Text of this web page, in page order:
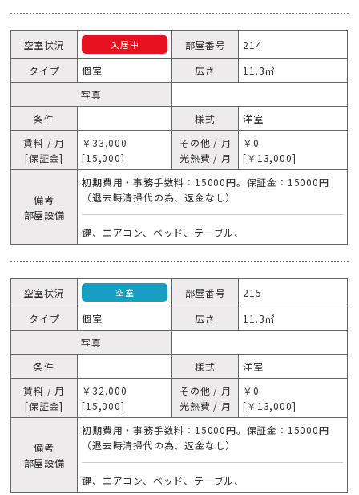
空室状況 入居中 部屋番号
214
タイプ
個室 広さ
11.3㎥
写真
条件
様式
洋室
賃料 / 月
[保証金]
￥33,000
[15,000]
その他 / 月
光熱費 / 月
￥0
[￥13,000]
備考
部屋設備
初期費用・事務手数料：15000円。保証金：15000円
（退去時清掃代の為、返金なし）
鍵、エアコン、ベッド、テーブル、
空室状況 空室 部屋番号
215
タイプ
個室 広さ
11.3㎥
写真
条件
様式
洋室
賃料 / 月
[保証金]
￥32,000
[15,000]
その他 / 月
光熱費 / 月
￥0
[￥13,000]
備考
部屋設備
初期費用・事務手数料：15000円。保証金：15000円
（退去時清掃代の為、返金なし）
鍵、エアコン、ベッド、テーブル、